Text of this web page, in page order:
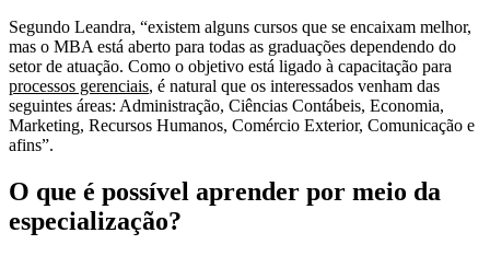
Segundo Leandra, “existem alguns cursos que se encaixam melhor,
mas o MBA está aberto para todas as graduações dependendo do
setor de atuação. Como o objetivo está ligado à capacitação para
processos gerenciais, é natural que os interessados venham das
seguintes áreas: Administração, Ciências Contábeis, Economia,
Marketing, Recursos Humanos, Comércio Exterior, Comunicação e
afins”.
O que é possível aprender por meio da
especialização?